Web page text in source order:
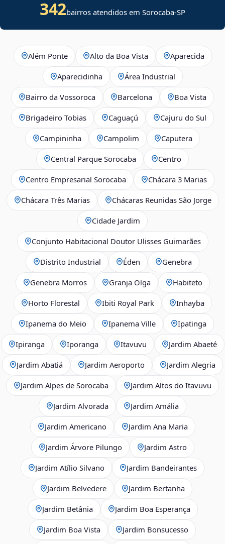
342bairros atendidos em Sorocaba-SP
Além Ponte Alto da Boa Vista Aparecida
Aparecidinha Área Industrial
Bairro da Vossoroca Barcelona Boa Vista
Brigadeiro Tobias Caguaçú Cajuru do Sul
Campininha Campolim Caputera
Central Parque Sorocaba Centro
Centro Empresarial Sorocaba Chácara 3 Marias
Chácara Três Marias Chácaras Reunidas São Jorge
Cidade Jardim
Conjunto Habitacional Doutor Ulisses Guimarães
Distrito Industrial Éden Genebra
Genebra Morros Granja Olga Habiteto
Horto Florestal Ibiti Royal Park Inhayba
Ipanema do Meio Ipanema Ville Ipatinga
Ipiranga Iporanga Itavuvu Jardim Abaeté
Jardim Abatiá Jardim Aeroporto Jardim Alegria
Jardim Alpes de Sorocaba Jardim Altos do Itavuvu
Jardim Alvorada Jardim Amália
Jardim Americano Jardim Ana Maria
Jardim Árvore Pilungo Jardim Astro
Jardim Atílio Silvano Jardim Bandeirantes
Jardim Belvedere Jardim Bertanha
Jardim Betânia Jardim Boa Esperança
Jardim Boa Vista Jardim Bonsucesso